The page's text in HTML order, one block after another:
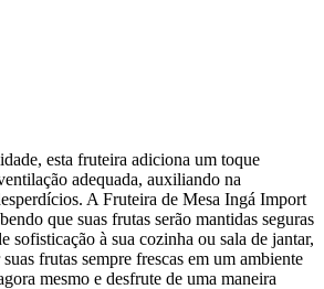
esta fruteira adiciona um toque
adequada, auxiliando na
A Fruteira de Mesa Ingá Import
que suas frutas serão mantidas seguras
à sua cozinha ou sala de jantar,
frutas sempre frescas em um ambiente
mesmo e desfrute de uma maneira